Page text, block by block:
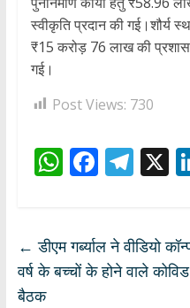
स्वीकृति प्रदान की गई।शौर्य
₹15 करोड़ 76 लाख की
गई।
Post Views: 730
W
s
A
F
b
o
T
gr
a
X
← डीएम गर्ब्याल ने वीडियो
वर्ष के बच्चों के होने वाले
बैठक